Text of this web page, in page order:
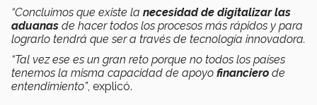
“Concluimos que existe la necesidad de digitalizar las
aduanas de hacer todos los procesos más rápidos y para
lograrlo tendrá que ser a través de tecnología innovadora.
“Tal vez ese es un gran reto porque no todos los países
tenemos la misma capacidad de apoyo financiero de
entendimiento”, explicó.